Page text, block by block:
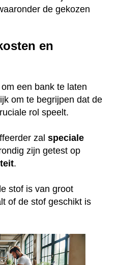
de gekozen
en
een bank te laten
om te begrijpen dat de
rol speelt.
zal speciale
zijn getest op
.
stof is van groot
of de stof geschikt is